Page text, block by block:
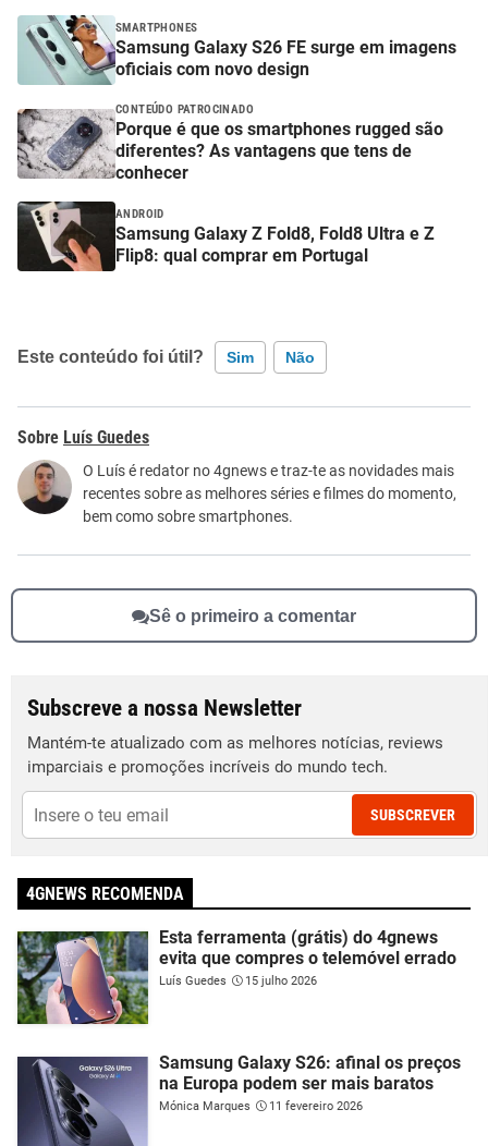
SMARTPHONES
Samsung Galaxy S26 FE surge em imagens
oficiais com novo design
CONTEÚDO PATROCINADO
Porque é que os smartphones rugged são
diferentes? As vantagens que tens de
conhecer
ANDROID
Samsung Galaxy Z Fold8, Fold8 Ultra e Z
Flip8: qual comprar em Portugal
Este conteúdo foi útil? Sim Não
Este conteúdo contém informação incorreta
Este conteúdo não tem a informação que procuro
Outro
Luís Guedes
O Luís é redator no 4gnews e traz-te as novidades mais
recentes sobre as melhores séries e filmes do momento,
bem como sobre smartphones.
Sê o primeiro a comentar
Subscreve a nossa Newsletter
Mantém-te atualizado com as melhores notícias, reviews
imparciais e promoções incríveis do mundo tech.
SUBSCREVER
4GNEWS RECOMENDA
Esta ferramenta (grátis) do 4gnews
evita que compres o telemóvel errado
Luís Guedes 15 julho 2026
Samsung Galaxy S26: afinal os preços
na Europa podem ser mais baratos
Mónica Marques 11 fevereiro 2026